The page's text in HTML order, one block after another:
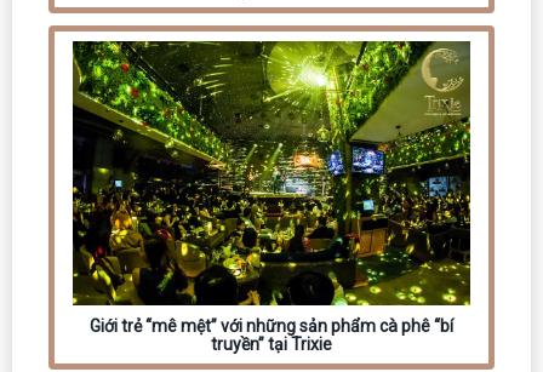
Giới trẻ “mê mệt” với những sản phẩm cà phê “bí
truyền” tại Trixie